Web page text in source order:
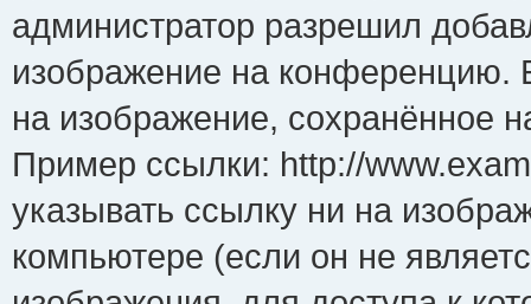
администратор разрешил
изображение на конференцию.
на изображение, сохранённое
Пример ссылки: http://
указывать ссылку ни на
компьютере (если он не